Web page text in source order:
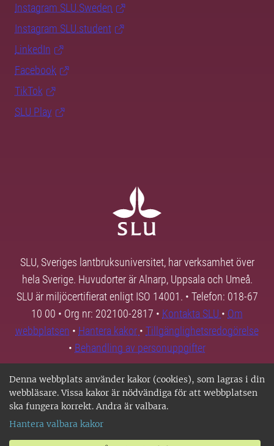
Denna webbplats använder kakor (cookies), som lagras i din
webbläsare. Vissa kakor är nödvändiga för att webbplatsen
ska fungera korrekt. Andra är valbara.
Hantera valbara kakor
Instagram SLU.Sweden
Instagram SLU.student
LinkedIn
Facebook
TikTok
SLU Play
SLU, Sveriges lantbruksuniversitet, har verksamhet över
hela Sverige. Huvudorter är Alnarp, Uppsala och Umeå.
SLU är miljöcertifierat enligt ISO 14001. • Telefon: 018-67
10 00 • Org nr: 202100-2817 • Kontakta SLU • Om
webbplatsen • Hantera kakor • Tillgänglighetsredogörelse
• Behandling av personuppgifter